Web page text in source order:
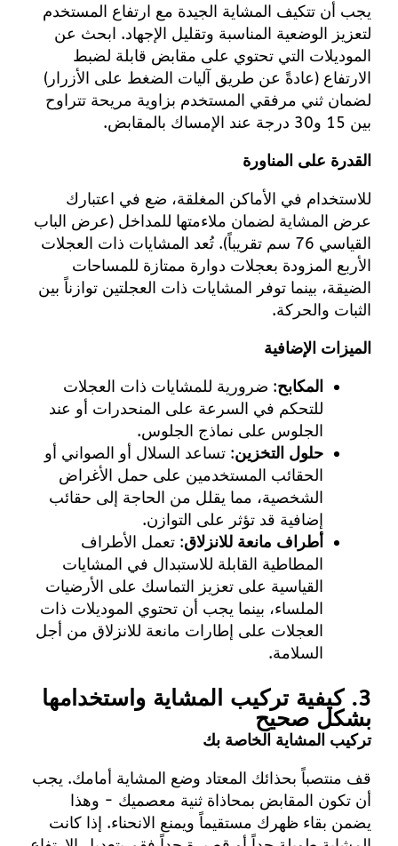
يجب أن تتكيف المشاية الجيدة مع ارتفاع المستخدم
لتعزيز الوضعية المناسبة وتقليل الإجهاد. ابحث عن
الموديلات التي تحتوي على مقابض قابلة لضبط
الارتفاع (عادةً عن طريق آليات الضغط على الأزرار)
لضمان ثني مرفقي المستخدم بزاوية مريحة تتراوح
بين 15 و30 درجة عند الإمساك بالمقابض.
القدرة على المناورة
للاستخدام في الأماكن المغلقة، ضع في اعتبارك
عرض المشاية لضمان ملاءمتها للمداخل (عرض الباب
القياسي 76 سم تقريباً). تُعد المشايات ذات العجلات
الأربع المزودة بعجلات دوارة ممتازة للمساحات
الضيقة، بينما توفر المشايات ذات العجلتين توازناً بين
الثبات والحركة.
الميزات الإضافية
المكابح: ضرورية للمشايات ذات العجلات
للتحكم في السرعة على المنحدرات أو عند
الجلوس على نماذج الجلوس.
حلول التخزين: تساعد السلال أو الصواني أو
الحقائب المستخدمين على حمل الأغراض
الشخصية، مما يقلل من الحاجة إلى حقائب
إضافية قد تؤثر على التوازن.
أطراف مانعة للانزلاق : تعمل الأطراف
المطاطية القابلة للاستبدال في المشايات
القياسية على تعزيز التماسك على الأرضيات
الملساء، بينما يجب أن تحتوي الموديلات ذات
العجلات على إطارات مانعة للانزلاق من أجل
السلامة.
3. كيفية تركيب المشاية واستخدامها
بشكل صحيح
تركيب المشاية الخاصة بك
قف منتصباً بحذائك المعتاد وضع المشاية أمامك. يجب
أن تكون المقابض بمحاذاة ثنية معصميك - وهذا
يضمن بقاء ظهرك مستقيماً ويمنع الانحناء. إذا كانت